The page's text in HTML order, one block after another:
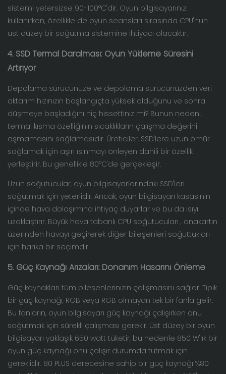
sistemi yetersizse 90-100°C'dir. Oyun bilgisayarınızı
kullanırken, özellikle de oyun seansları sırasında CPU'nun
üst düzey bir soğutma sistemine ihtiyacı olacaktır.
4. SSD Termal Daralması: Oyun Yükleme Süresini
Artırıyor
Depolama sürücünüze ve depolama sürücünüzden veri
aktarım hızınızın başlangıçta yüksek olduğunu ve sonra
düşmeye başladığını hiç hissettiniz mi? Bunun nedeni,
termal kısma özelliğinin sıcaklıkların çalışma değerini
aşmamasını sağlamasıdır. Üreticiler, SSD'lere uzun ömür
sağlamak için aşırı ısınmayı önleyen dahili bir özellik
yerleştirir. Bu genellikle 80°C'de gerçekleşir.
Uzun soğutucular, oyun bilgisayarlarındaki SSD'leri
soğutmak için yeterlidir. Ancak, oyun bilgisayarı kasasının
içinde hava dolaşımına ihtiyaç duyarlar ve bu da ısıyı
uzaklaştırır. Büyük hava tabanlı CPU soğutucuları , anakartın
üzerinden havayı geçirerek diğer bileşenleri soğuttukları
için harika bir seçimdir.
5. Güç Kaynağı Arızaları: Donanım Hasarını Önleme
Güç kaynakları tüm bileşenlerinizin çalışmasını sağlar. Tipik
bir güç kaynağı, RGB veya RGB olmayan tek bir fanla gelir.
Bu fanların, oyun bilgisayarı güç kaynağı çalışırken onu
soğutmak için sürekli çalışması gerekir. Üst düzey bir oyun
bilgisayarı yaklaşık 650 watt tüketir, bu nedenle 850 W'lık bir
oyun güç kaynağı onu çalışır durumda tutmak için
gereklidir. 80 PLUS derecesine sahip bir güç kaynağı %80